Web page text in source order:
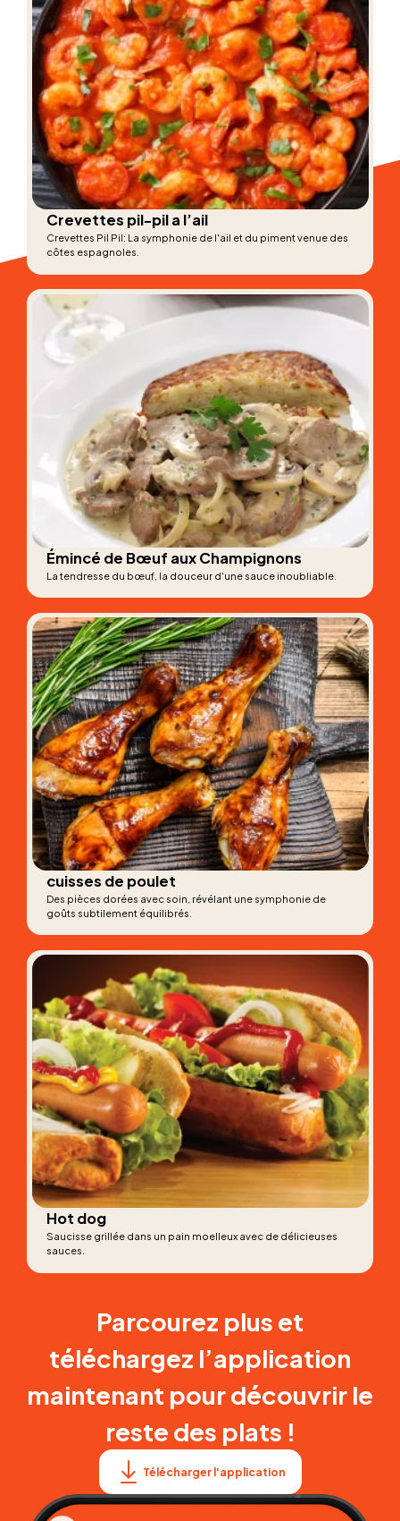
Crevettes pil-pil a l’ail
Crevettes Pil Pil: La symphonie de l'ail et du piment venue des
côtes espagnoles.
Émincé de Bœuf aux Champignons
La tendresse du bœuf, la douceur d'une sauce inoubliable.
cuisses de poulet
Des pièces dorées avec soin, révélant une symphonie de
goûts subtilement équilibrés.
Hot dog
Saucisse grillée dans un pain moelleux avec de délicieuses
sauces.
Parcourez plus et
téléchargez l’application
maintenant pour découvrir le
reste des plats !
Télécharger l'application